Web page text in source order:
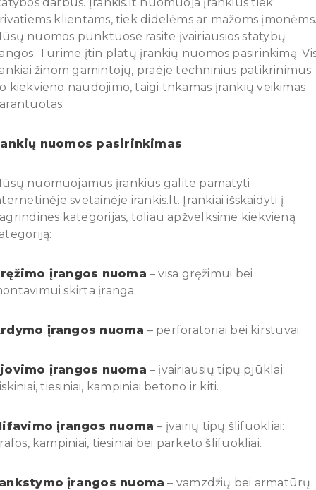
klientams, tiek didelėms ar mažoms
nuomos punktuose rasite įvairiausios statybų
Turime įtin platų įrankių nuomos pasirinkimą.
žinom gamintojų, praėje techninius patikrinimus
kiekvieno naudojimo, taigi tnkamas įrankių veikimas
nuomos pasirinkimas
nuomuojamus įrankius galite pamatyti
svetainėje irankis.lt. Įrankiai išskaidyti į
kategorijas, toliau apžvelksime kiekvieną
įrangos nuoma – visa gręžimui bei
skirta įranga.
įrangos nuoma – perforatoriai bei kirstuvai.
įrangos nuoma – įvairiausių tipų pjūklai:
tiesiniai, kampiniai betono ir kiti.
įrangos nuoma – įvairių tipų šlifuokliai:
kampiniai, tiesiniai bei parketo šlifuokliai.
įrangos nuoma – vamzdžių bei armatūrų